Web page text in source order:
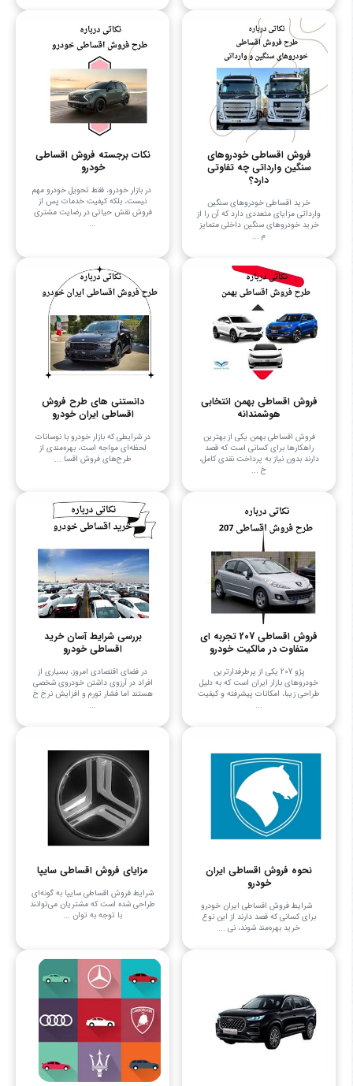
فروش اقساطی خودروهای
سنگین وارداتی چه تفاوتی
دارد؟
خرید اقساطی خودروهای سنگین
وارداتی مزایای متعددی دارد که آن را از
خرید خودروهای سنگین داخلی متمایز
م ...
نکات برجسته فروش اقساطی
خودرو
در بازار خودرو، فقط تحویل خودرو مهم
نیست، بلکه کیفیت خدمات پس از
فروش نقش حیاتی در رضایت مشتری
...
فروش اقساطی بهمن انتخابی
هوشمندانه
فروش اقساطی بهمن یکی از بهترین
راهکارها برای کسانی است که قصد
دارند بدون نیاز به پرداخت نقدی کامل،
خ ...
دانستنی های طرح فروش
اقساطی ایران خودرو
در شرایطی که بازار خودرو با نوسانات
لحظه‌ای مواجه است، بهره‌مندی از
طرح‌های فروش اقسا ...
فروش اقساطی 207 تجربه ای
متفاوت در مالکیت خودرو
پژو 207 یکی از پرطرفدارترین
خودروهای بازار ایران است که به دلیل
طراحی زیبا، امکانات پیشرفته و کیفیت
...
بررسی شرایط آسان خرید
اقساطی خودرو
در فضای اقتصادی امروز، بسیاری از
افراد در آرزوی داشتن خودروی شخصی
هستند اما فشار تورم و افزایش نرخ خ
...
نحوه فروش اقساطی ایران
خودرو
شرایط فروش اقساطی ایران خودرو
برای کسانی که قصد دارند از این نوع
خرید بهره‌مند شوند، نی ...
مزایای فروش اقساطی سایپا
شرایط فروش اقساطی سایپا به گونه‌ای
طراحی شده است که مشتریان می‌توانند
با توجه به توان ...